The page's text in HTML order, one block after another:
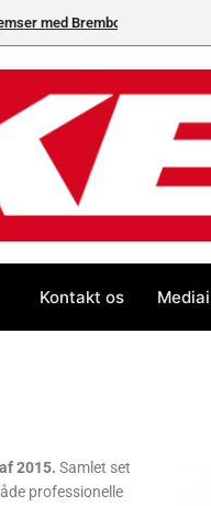
Kontakt os
2015. Samlet set
professionelle